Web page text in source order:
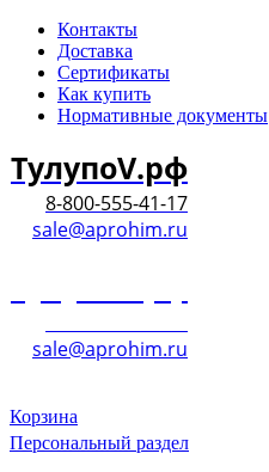
Контакты
Доставка
Сертификаты
Как купить
Нормативные документы
ТулупоV.рф
8-800-555-41-17
sale@aprohim.ru
sale@aprohim.ru
Корзина
Персональный раздел